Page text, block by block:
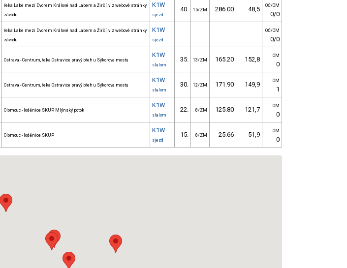
řeka Labe mezi Dvorem Králové nad Labem a Žirčí, viz webové stránky
závodu
K1W
sjezd
40. 15/ZM 286.00 48,5 OČ/OM
0/0
řeka Labe mezi Dvorem Králové nad Labem a Žirčí, viz webové stránky
závodu
K1W
sjezd
OČ/OM
0/0
Ostrava - Centrum, řeka Ostravice pravý břeh u Sýkorova mostu
K1W
slalom
35. 13/ZM 165.20 152,8 OM
0
Ostrava - Centrum, řeka Ostravice pravý břeh u Sýkorova mostu
K1W
slalom
30. 12/ZM 171.90 149,9 OM
1
Olomouc - loděnice SKUP, Mlýnský potok
K1W
slalom
22. 8/ZM 125.80 121,7 OM
0
Olomouc - loděnice SKUP
K1W
sjezd
15. 8/ZM 25.66 51,9 OM
0